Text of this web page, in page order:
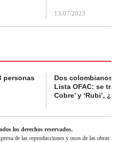
13/07/2023
personas
Dos colombianos
Lista OFAC: se
Cobre’ y ‘Rubi’,
los derechos reservados.
de las reproducciones y usos de las obras